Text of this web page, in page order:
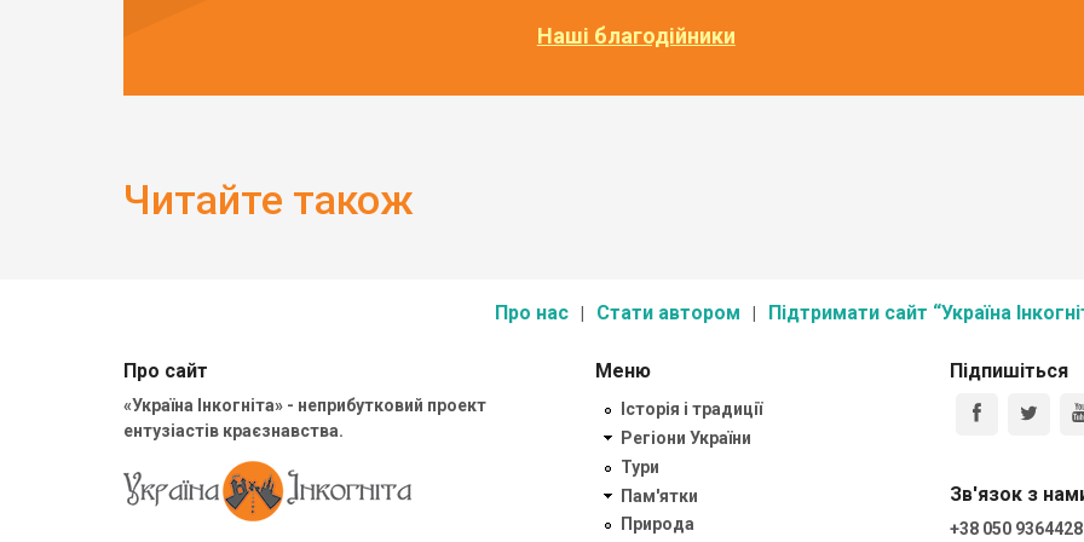
Наші благодійники
Читайте також
Про нас Стати автором Підтримати сайт “Україна
Про сайт
«Україна Інкогніта» - неприбутковий проект
ентузіастів краєзнавства.
Меню
Історія і традиції
Регіони України
Тури
Пам'ятки
Природа
Підпишіться
Зв'язок з
+38 050 9364428